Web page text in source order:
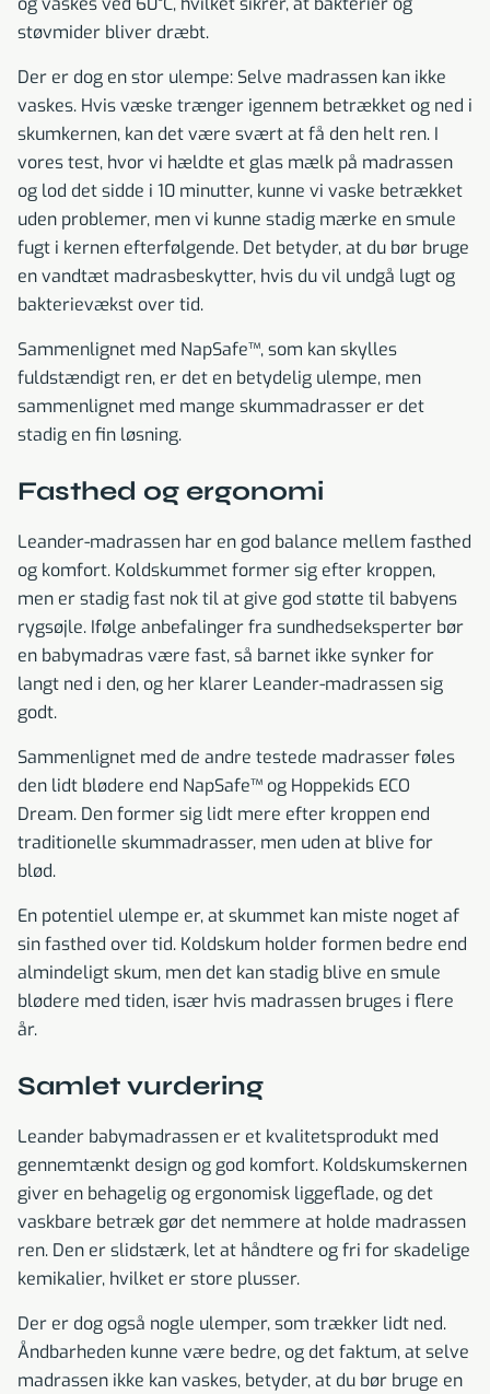
støvmider bliver dræbt.
Der er dog en stor ulempe: Selve madrassen kan ikke
vaskes. Hvis væske trænger igennem betrækket og ned i
skumkernen, kan det være svært at få den helt ren. I
vores test, hvor vi hældte et glas mælk på madrassen
og lod det sidde i 10 minutter, kunne vi vaske betrækket
uden problemer, men vi kunne stadig mærke en smule
fugt i kernen efterfølgende. Det betyder, at du bør bruge
en vandtæt madrasbeskytter, hvis du vil undgå lugt og
bakterievækst over tid.
Sammenlignet med NapSafe™, som kan skylles
fuldstændigt ren, er det en betydelig ulempe, men
sammenlignet med mange skummadrasser er det
stadig en fin løsning.
Fasthed og ergonomi
Leander-madrassen har en god balance mellem fasthed
og komfort. Koldskummet former sig efter kroppen,
men er stadig fast nok til at give god støtte til babyens
rygsøjle. Ifølge anbefalinger fra sundhedseksperter bør
en babymadras være fast, så barnet ikke synker for
langt ned i den, og her klarer Leander-madrassen sig
godt.
Sammenlignet med de andre testede madrasser føles
den lidt blødere end NapSafe™ og Hoppekids ECO
Dream. Den former sig lidt mere efter kroppen end
traditionelle skummadrasser, men uden at blive for
blød.
En potentiel ulempe er, at skummet kan miste noget af
sin fasthed over tid. Koldskum holder formen bedre end
almindeligt skum, men det kan stadig blive en smule
blødere med tiden, især hvis madrassen bruges i flere
år.
Samlet vurdering
Leander babymadrassen er et kvalitetsprodukt med
gennemtænkt design og god komfort. Koldskumskernen
giver en behagelig og ergonomisk liggeflade, og det
vaskbare betræk gør det nemmere at holde madrassen
ren. Den er slidstærk, let at håndtere og fri for skadelige
kemikalier, hvilket er store plusser.
Der er dog også nogle ulemper, som trækker lidt ned.
Åndbarheden kunne være bedre, og det faktum, at selve
madrassen ikke kan vaskes, betyder, at du bør bruge en